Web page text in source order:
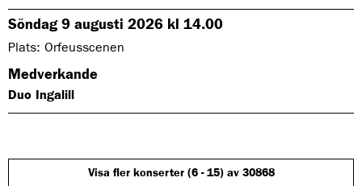
n
e
a
a
n
p
a
a
Söndag 9 augusti 2026 kl 14.00
Plats: Orfeusscenen
Medverkande
Duo Ingalill
Visa fler konserter (6 - 15) av 30868